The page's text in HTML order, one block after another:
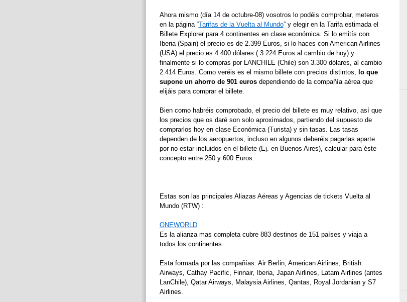
Ahora mismo (día 14 de octubre-08) vosotros lo podéis comprobar, meteros
en la página “Tarifas de la Vuelta al Mundo” y elegir en la Tarifa estimada el
Billete Explorer para 4 continentes en clase económica. Si lo emitís con
Iberia (Spain) el precio es de 2.399 Euros, si lo haces con American Airlines
(USA) el precio es 4.400 dólares ( 3.224 Euros al cambio de hoy) y
finalmente si lo compras por LANCHILE (Chile) son 3.300 dólares, al cambio
2.414 Euros. Como veréis es el mismo billete con precios distintos,
lo que
supone un ahorro de 901 euros dependiendo de la compañía aérea que
elijáis para comprar el billete.
Bien como habréis comprobado, el precio del billete es muy relativo, así que
los precios que os daré son solo aproximados, partiendo del supuesto de
comprarlos hoy en clase Económica (Turista) y sin tasas. Las tasas
dependen de los aeropuertos, incluso en algunos deberéis pagarlas aparte
por no estar incluidos en el billete (Ej. en Buenos Aires), calcular para éste
concepto entre 250 y 600 Euros.
Estas son las principales Aliazas Aéreas y Agencias de tickets Vuelta al
Mundo (RTW) :
ONEWORLD
Es la alianza mas completa cubre 883 destinos de 151 países y viaja a
todos los continentes.
Esta formada por las compañías: Air Berlin, American Airlines, British
Airways, Cathay Pacific, Finnair, Iberia, Japan Airlines, Latam Airlines (antes
LanChile), Qatar Airways, Malaysia Airlines, Qantas, Royal Jordanian y S7
Airlines.
Desde 700 € quincena casa